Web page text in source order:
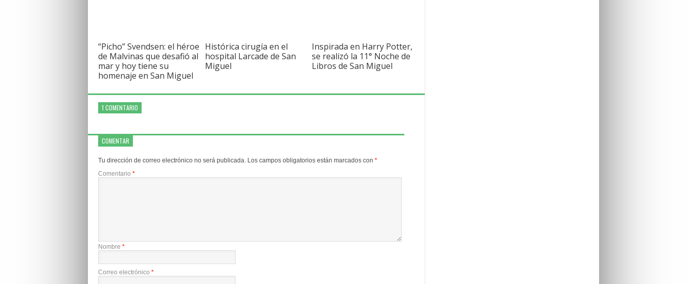
“Picho” Svendsen: el héroe
de Malvinas que desafió al
mar y hoy tiene su
homenaje en San Miguel
Histórica cirugía en el
hospital Larcade de San
Miguel
Inspirada en Harry Potter,
se realizó la 11° Noche de
Libros de San Miguel
1 COMENTARIO
COMENTAR
Tu dirección de correo electrónico no será publicada. Los campos obligatorios están marcados con *
Comentario *
Nombre *
Correo electrónico *